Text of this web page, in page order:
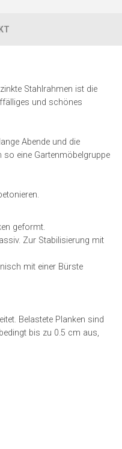
Stahlrahmen ist die
und schönes
Abende und die
so eine Gartenmöbelgruppe
geformt.
Zur Stabilisierung mit
mit einer Bürste
Belastete Planken sind
bis zu 0.5 cm aus,